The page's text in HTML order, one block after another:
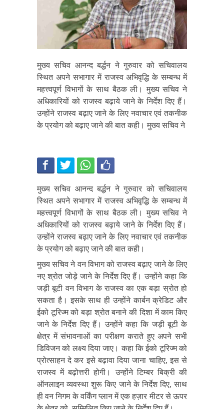
मुख्य सचिव आनन्द बर्द्धन ने गुरुवार को सचिवालय
स्थित अपने सभागार में राजस्व अभिवृद्धि के सम्बन्ध में
महत्त्वपूर्ण विभागों के साथ बैठक ली। मुख्य सचिव ने
अधिकारियों को राजस्व बढ़ाये जाने के निर्देश दिए हैं।
उन्होंने राजस्व बढ़ाए जाने के लिए नवाचार एवं तकनीक
के प्रयोग को बढ़ाए जाने की बात कही। मुख्य सचिव ने
मुख्य सचिव आनन्द बर्द्धन ने गुरुवार को सचिवालय
स्थित अपने सभागार में राजस्व अभिवृद्धि के सम्बन्ध में
महत्त्वपूर्ण विभागों के साथ बैठक ली। मुख्य सचिव ने
अधिकारियों को राजस्व बढ़ाये जाने के निर्देश दिए हैं।
उन्होंने राजस्व बढ़ाए जाने के लिए नवाचार एवं तकनीक
के प्रयोग को बढ़ाए जाने की बात कही।
मुख्य सचिव ने वन विभाग को राजस्व बढ़ाए जाने के लिए
नए श्रोत जोड़े जाने के निर्देश दिए हैं। उन्होंने कहा कि
जड़ी बूटी वन विभाग के राजस्व का एक बड़ा स्रोत हो
सकता है। इसके साथ ही उन्होंने कार्बन क्रेडिट और
ईको टूरिज्म को बड़ा श्रोत बनाने की दिशा में काम किए
जाने के निर्देश दिए हैं। उन्होंने कहा कि जड़ी बूटी के
क्षेत्र में संभावनाओं का परीक्षण कराते हुए अपने सभी
डिविजन को लक्ष्य दिया जाए। कहा कि ईको टूरिज्म को
प्रोत्साहन दे कर इसे बढ़ावा दिया जाना चाहिए, इस से
राजस्व में बढ़ोत्तरी होगी। उन्होंने टिम्बर बिक्री की
ऑनलाइन व्यवस्था शुरू किए जाने के निर्देश दिए, साथ
ही वन निगम के वर्किंग प्लान में एक हज़ार मीटर से ऊपर